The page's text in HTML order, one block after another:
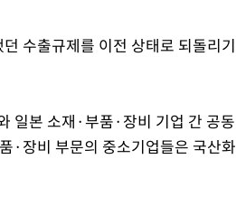
수출규제를 이전 상태로 되돌리기
일본 소재·부품·장비 기업 간 공동
·장비 부문의 중소기업들은 국산화